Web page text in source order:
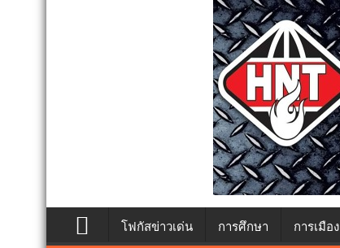
โฟกัสข่าวเด่น การศึกษา การเมือง